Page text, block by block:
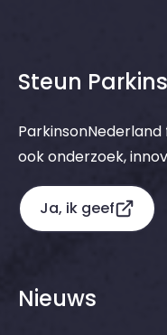
Steun
ook onderzoek,
Ja, ik geef
Nieuws